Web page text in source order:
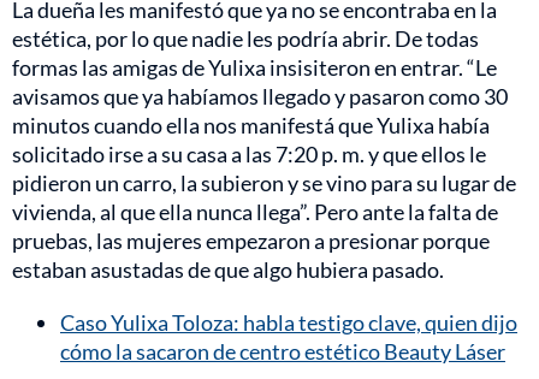
La dueña les manifestó que ya no se encontraba en la
estética, por lo que nadie les podría abrir. De todas
formas las amigas de Yulixa insisiteron en entrar. “Le
avisamos que ya habíamos llegado y pasaron como 30
minutos cuando ella nos manifestá que Yulixa había
solicitado irse a su casa a las 7:20 p. m. y que ellos le
pidieron un carro, la subieron y se vino para su lugar de
vivienda, al que ella nunca llega”. Pero ante la falta de
pruebas, las mujeres empezaron a presionar porque
estaban asustadas de que algo hubiera pasado.
Caso Yulixa Toloza: habla testigo clave, quien dijo
cómo la sacaron de centro estético Beauty Láser